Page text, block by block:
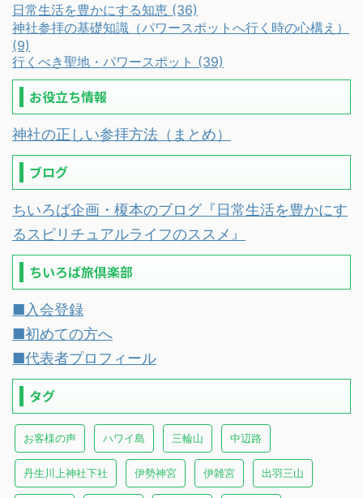
日常生活を豊かにする知恵 (36)
神社参拝の基礎知識（パワースポットへ行く時の心構え）
(9)
行くべき聖地・パワースポット (39)
お役立ち情報
神社の正しい参拝方法（まとめ）
ブログ
ちいろば企画・榎本のブログ『日常生活を豊かにす
るスピリチュアルライフのススメ』
ちいろば旅倶楽部
■入会登録
■初めての方へ
■代表者プロフィール
タグ
お客様の声 ハワイ島 三輪山 中辺路
丹生川上神社下社 伊勢神宮 伊雑宮 出羽三山